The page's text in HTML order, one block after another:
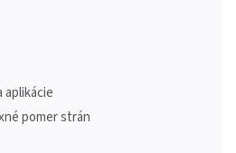
pomer strán